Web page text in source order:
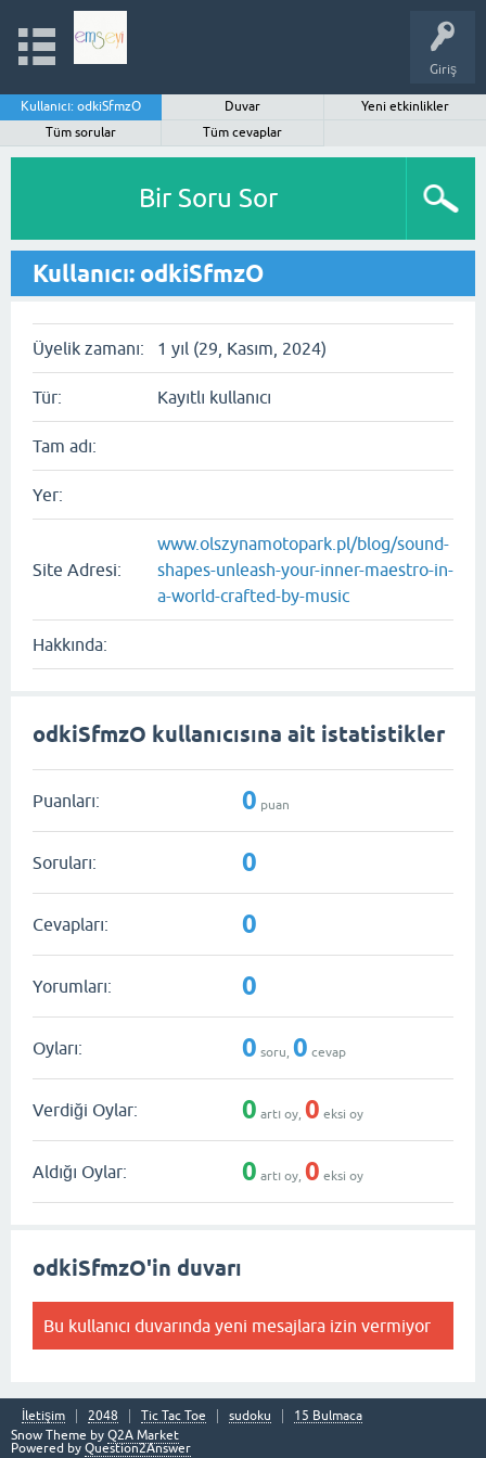
Giriş
Kullanıcı: odkiSfmzO Duvar
Yeni etkinlikler
Tüm sorular
Tüm cevaplar
Bir Soru Sor
Kullanıcı: odkiSfmzO
Üyelik zamanı: 1 yıl (29, Kasım, 2024)
Tür: Kayıtlı kullanıcı
Tam adı:
Yer:
Site Adresi:
www.olszynamotopark.pl/blog/sound-
shapes-unleash-your-inner-maestro-in-
a-world-crafted-by-music
Hakkında:
odkiSfmzO kullanıcısına ait istatistikler
Puanları: 0 puan
Soruları: 0
Cevapları: 0
Yorumları: 0
Oyları: 0 soru, 0 cevap
Verdiği Oylar: 0 artı oy, 0 eksi oy
Aldığı Oylar: 0 artı oy, 0 eksi oy
odkiSfmzO'in duvarı
Bu kullanıcı duvarında yeni mesajlara izin vermiyor
İletişim 2048 Tic Tac Toe sudoku
15 Bulmaca
Snow Theme by Q2A Market
Powered by Question2Answer